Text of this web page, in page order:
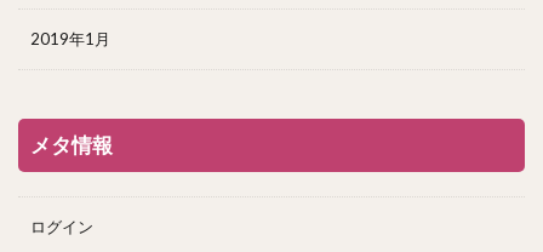
2019年1月
メタ情報
ログイン